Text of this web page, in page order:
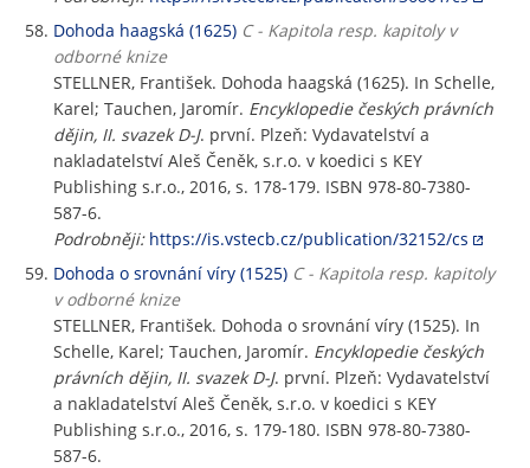
Dohoda haagská (1625) C - Kapitola resp. kapitoly v
odborné knize
STELLNER, František. Dohoda haagská (1625). In Schelle,
Karel; Tauchen, Jaromír. Encyklopedie českých právních
dějin, II. svazek D-J. první. Plzeň: Vydavatelství a
nakladatelství Aleš Čeněk, s.r.o. v koedici s KEY
Publishing s.r.o., 2016, s. 178-179. ISBN 978-80-7380-
587-6.
Podrobněji: https://is.vstecb.cz/publication/32152/cs
Dohoda o srovnání víry (1525) C - Kapitola resp. kapitoly
v odborné knize
STELLNER, František. Dohoda o srovnání víry (1525). In
Schelle, Karel; Tauchen, Jaromír. Encyklopedie českých
právních dějin, II. svazek D-J. první. Plzeň: Vydavatelství
a nakladatelství Aleš Čeněk, s.r.o. v koedici s KEY
Publishing s.r.o., 2016, s. 179-180. ISBN 978-80-7380-
587-6.